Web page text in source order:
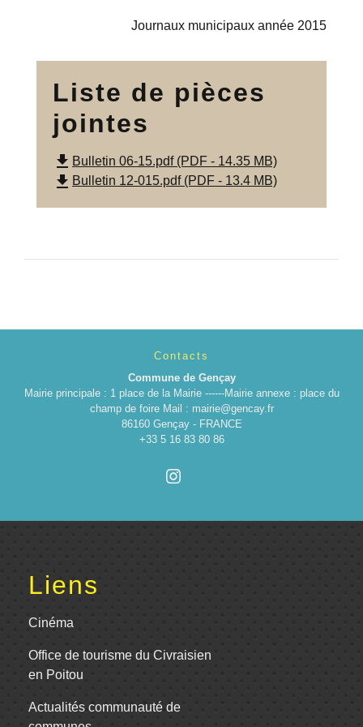
Journaux municipaux année 2015
Liste de pièces
jointes
file_download Bulletin 06-15.pdf (PDF - 14.35 MB)
file_download Bulletin 12-015.pdf (PDF - 13.4 MB)
Contacts
Commune de Gençay
Mairie principale : 1 place de la Mairie ------Mairie annexe : place du
champ de foire Mail : mairie@gencay.fr
86160 Gençay - FRANCE
+33 5 16 83 80 86
Liens
Cinéma
Office de tourisme du Civraisien
en Poitou
Actualités communauté de